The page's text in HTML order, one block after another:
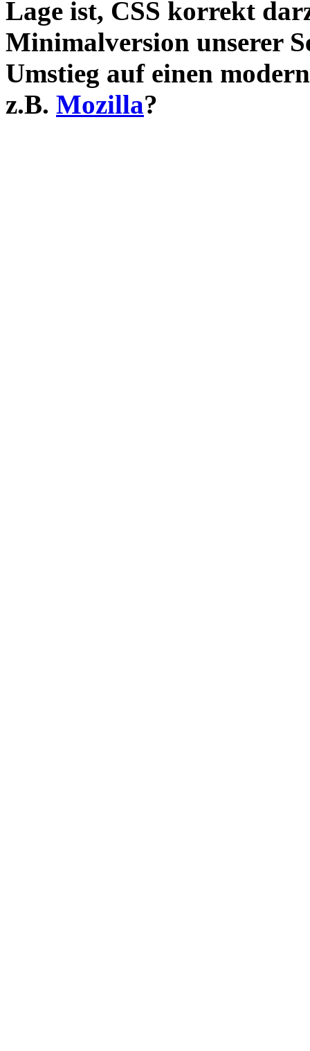
Lage ist, CSS korrekt
Minimalversion unserer
Umstieg auf einen
z.B. Mozilla?